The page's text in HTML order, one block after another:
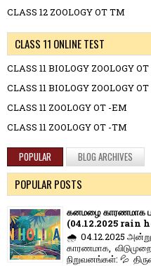
CLASS 12 ZOOLOGY OT TM
CLASS 11 ONLINE TEST
CLASS 11 BIOLOGY ZOOLOGY
CLASS 11 BIOLOGY ZOOLOGY
CLASS 11 ZOOLOGY OT -EM
CLASS 11 ZOOLOGY OT -TM
POPULAR BLOG ARCHIVES
POPULAR POSTS
கனமழை காரணமாக
(04.12.2025 rain
🌧️ 04.12.2025
காரணமாக,
நிறுவனங்கள்: 💦